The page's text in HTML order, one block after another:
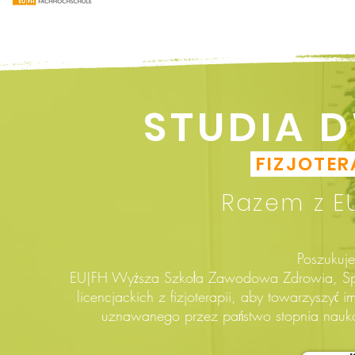
Razem z
STUDIA
EU|FH Wyższa Szkoła Zawodowa Zdrowia,
licencjackich z fizjoterapii, aby towarzyszyć
uznawanego przez państwo stopnia